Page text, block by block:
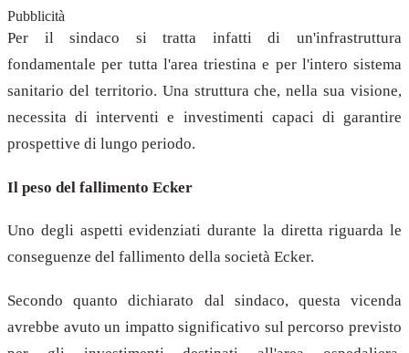
Pubblicità
Per il sindaco si tratta infatti di un'infrastruttura
fondamentale per tutta l'area triestina e per l'intero sistema
sanitario del territorio. Una struttura che, nella sua visione,
necessita di interventi e investimenti capaci di garantire
prospettive di lungo periodo.
Il peso del fallimento Ecker
Uno degli aspetti evidenziati durante la diretta riguarda le
conseguenze del fallimento della società Ecker.
Secondo quanto dichiarato dal sindaco, questa vicenda
avrebbe avuto un impatto significativo sul percorso previsto